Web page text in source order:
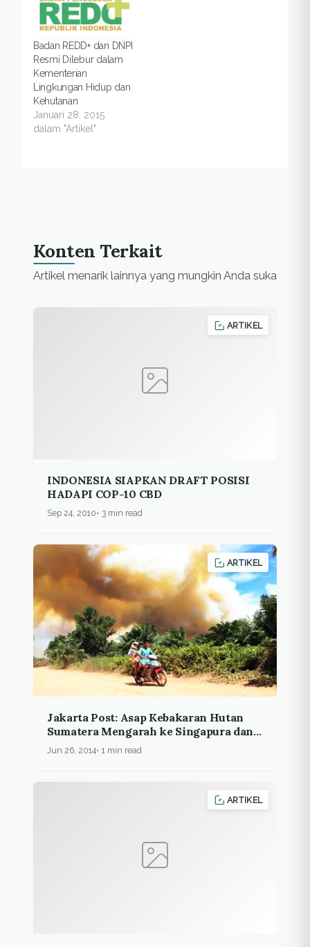
Peru pada 1 hingga 12
desember
mendatang. Rachmat
Witoelar Ketua Harian
Dewan Nasional
Perubahan Iklim (DNPI)
mengatakan ada
setidaknya dua isu
utama yang ingin
dibawa oleh Indonesia
Badan REDD+ dan DNPI
Resmi Dilebur dalam
Kementerian
Lingkungan Hidup dan
Kehutanan
Januari 28, 2015
dalam "Artikel"
Konten Terkait
Artikel menarik lainnya yang mungkin Anda suka
ARTIKEL
INDONESIA SIAPKAN DRAFT POSISI
HADAPI COP-10 CBD
Sep 24, 2010 3 min read
ARTIKEL
Jakarta Post: Asap Kebakaran Hutan
Sumatera Mengarah ke Singapura dan
Malaysia
Jun 26, 2014 1 min read
ARTIKEL